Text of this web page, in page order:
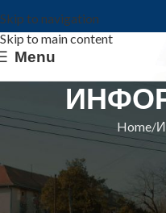
Skip to navigation
Skip to main content
Menu
Home
ИЗ
ИЗ
БОЖИЋНИ